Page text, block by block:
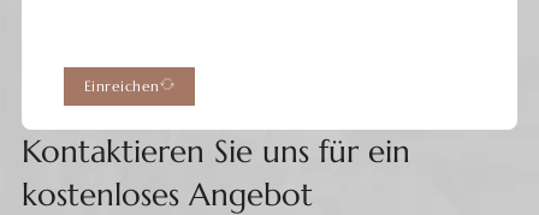
Kontaktieren Sie uns für ein
kostenloses Angebot
Einreichen